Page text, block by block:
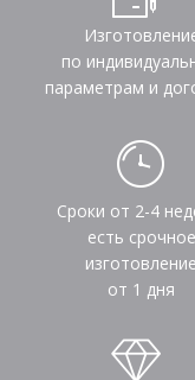
по
параметрам и
Сроки от 2-4
есть срочное
изготовление
от 1 дня